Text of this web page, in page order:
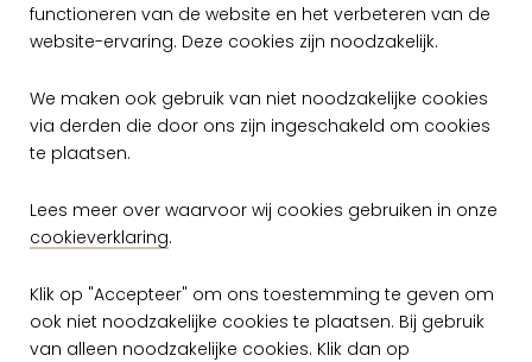
functioneren van de website en het verbeteren van de
website-ervaring. Deze cookies zijn noodzakelijk.
We maken ook gebruik van niet noodzakelijke cookies
via derden die door ons zijn ingeschakeld om cookies
te plaatsen.
Lees meer over waarvoor wij cookies gebruiken in onze
cookieverklaring.
Klik op "Accepteer" om ons toestemming te geven om
ook niet noodzakelijke cookies te plaatsen. Bij gebruik
van alleen noodzakelijke cookies. Klik dan op
Arte Khatam
€ 109,00 per rol
Op voorraad